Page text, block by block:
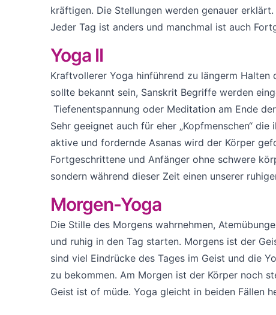
kräftigen. Die Stellungen werden genauer
Jeder Tag ist anders und manchmal ist auch
Yoga II
Kraftvollerer Yoga hinführend zu längerm Halten
sollte bekannt sein, Sanskrit Begriffe werden
Tiefenentspannung oder Meditation am Ende
Sehr geeignet auch für eher „Kopfmenschen“
aktive und fordernde Asanas wird der Körper
Fortgeschrittene und Anfänger ohne schwere
sondern während dieser Zeit einen unserer
Morgen-Yoga
Die Stille des Morgens wahrnehmen,
und ruhig in den Tag starten. Morgens ist der
sind viel Eindrücke des Tages im Geist und die
zu bekommen. Am Morgen ist der Körper noch
Geist ist of müde. Yoga gleicht in beiden Fällen